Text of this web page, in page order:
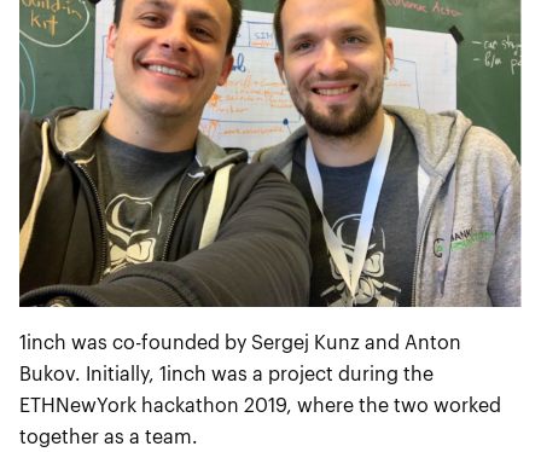
1inch was co-founded by Sergej Kunz and Anton
Bukov. Initially, 1inch was a project during the
ETHNewYork hackathon 2019, where the two worked
together as a team.